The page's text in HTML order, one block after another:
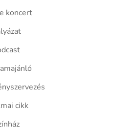
koncert
cikk